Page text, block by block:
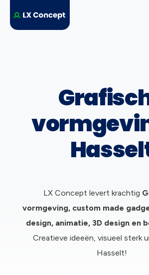
LX Concept levert krachtig
vormgeving, custom made
design, animatie, 3D design en
Creatieve ideeën, visueel sterk
Hasselt!